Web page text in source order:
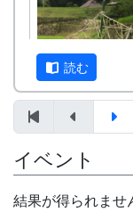
またはメ
名、電話
し、詳し
お送りい
をご返送
申込み・お問
岩座神棚
案山子に守ら
て、見てのお
読む
イベント
結果が得られませ